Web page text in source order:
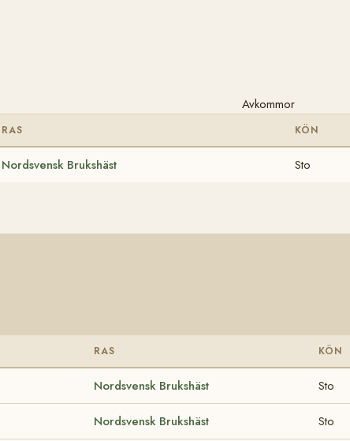
Avkommor
RAS KÖN
Nordsvensk Brukshäst Sto
RAS KÖN
Nordsvensk Brukshäst Sto
Nordsvensk Brukshäst Sto